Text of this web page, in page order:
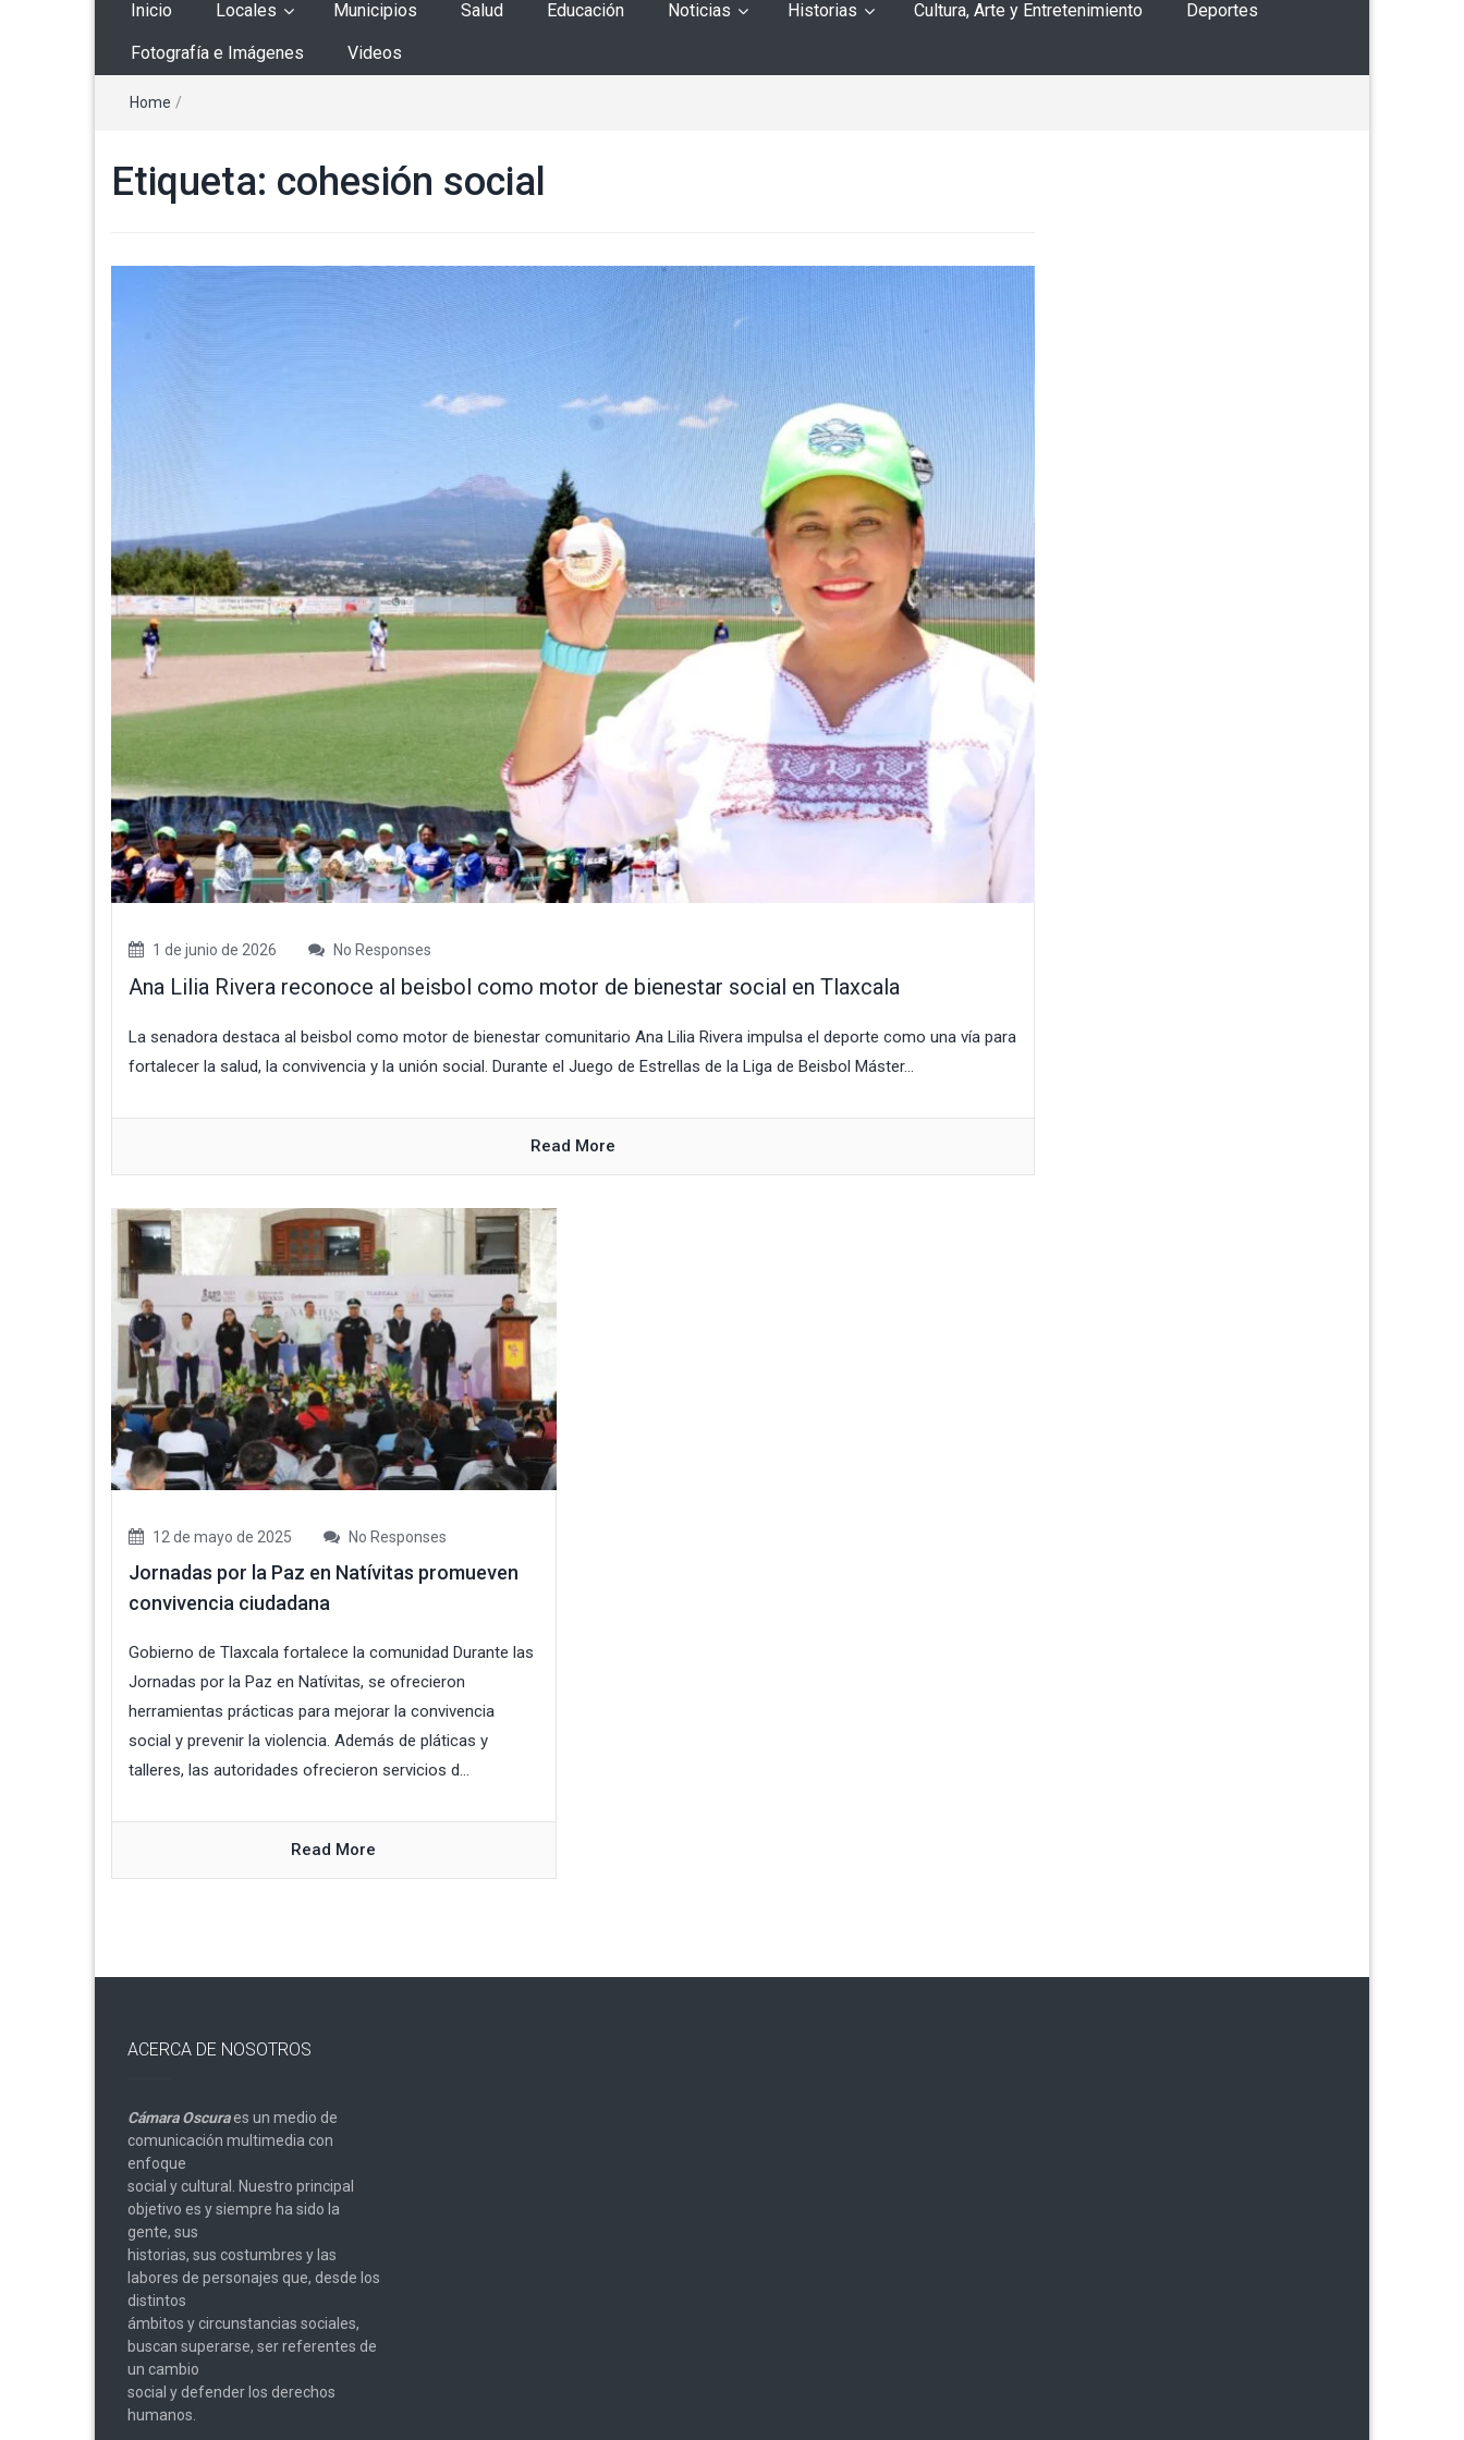
Inicio Locales Municipios Salud Educación Noticias Historias Cultura, Arte y Entretenimiento Deportes
Fotografía e Imágenes Videos
Home /
Etiqueta: cohesión social
1 de junio de 2026 No Responses
Ana Lilia Rivera reconoce al beisbol como motor de bienestar social en Tlaxcala
La senadora destaca al beisbol como motor de bienestar comunitario Ana Lilia Rivera impulsa el deporte como una vía para
fortalecer la salud, la convivencia y la unión social. Durante el Juego de Estrellas de la Liga de Beisbol Máster...
Read More
12 de mayo de 2025 No Responses
Jornadas por la Paz en Natívitas promueven
convivencia ciudadana
Gobierno de Tlaxcala fortalece la comunidad Durante las
Jornadas por la Paz en Natívitas, se ofrecieron
herramientas prácticas para mejorar la convivencia
social y prevenir la violencia. Además de pláticas y
talleres, las autoridades ofrecieron servicios d...
Read More
ACERCA DE NOSOTROS
Cámara Oscuraes un medio de
comunicación multimedia con
enfoque
social y cultural. Nuestro principal
objetivo es y siempre ha sido la
gente, sus
historias, sus costumbres y las
labores de personajes que, desde los
distintos
ámbitos y circunstancias sociales,
buscan superarse, ser referentes de
un cambio
social y defender los derechos
humanos.